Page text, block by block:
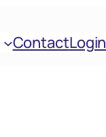
ContactLogin